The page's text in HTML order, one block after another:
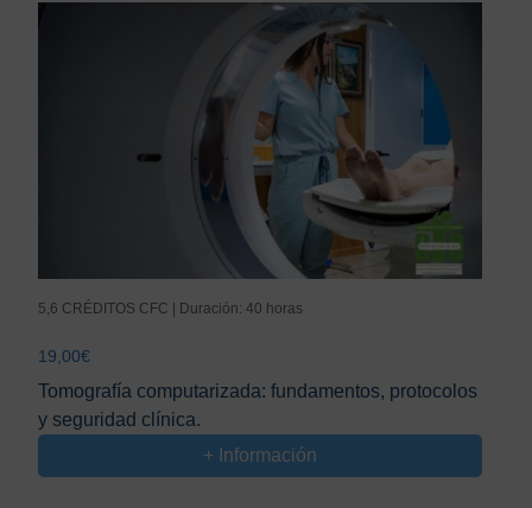
5,6 CRÉDITOS CFC | Duración: 40 horas
19,00€
Tomografía computarizada: fundamentos, protocolos
y seguridad clínica.
+ Información